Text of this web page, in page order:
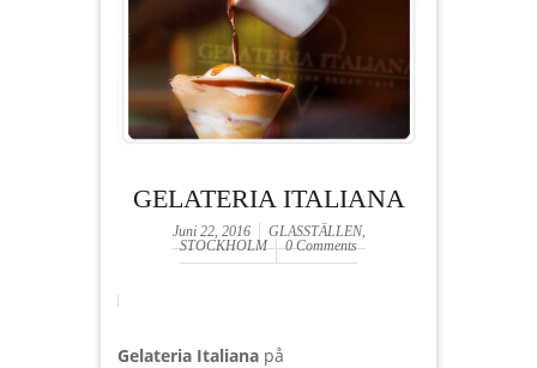
GELATERIA ITALIANA‬
Juni 22, 2016 GLASSTÄLLEN,
STOCKHOLM
0 Comments
Gelateria Italiana på